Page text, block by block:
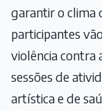
garantir o clima
participantes
violência contra
sessões de
artística e de